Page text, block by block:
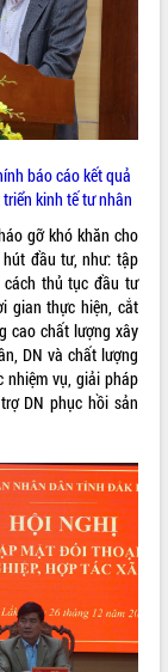
báo cáo kết quả
kinh tế tư nhân
gỡ khó khăn cho
đầu tư, như: tập
thủ tục đầu tư
gian thực hiện, cắt
cao chất lượng xây
DN và chất lượng
vụ, giải pháp
DN phục hồi sản